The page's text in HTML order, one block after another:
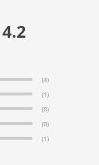
4.2
(4)
(1)
(0)
(0)
(1)